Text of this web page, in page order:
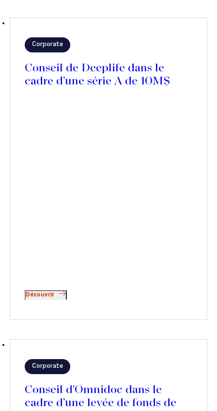
Corporate
Conseil de Deeplife dans le
cadre d’une série A de 10M$
Découvrir
Corporate
Conseil d'Omnidoc dans le
cadre d’une levée de fonds de